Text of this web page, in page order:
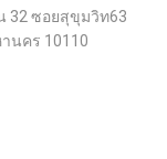
32 ซอยสุขุมวิท63
นคร 10110